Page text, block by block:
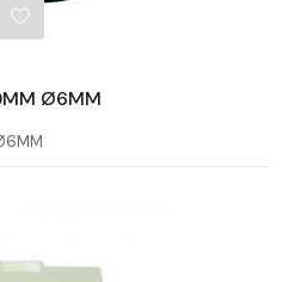
Ø6MM